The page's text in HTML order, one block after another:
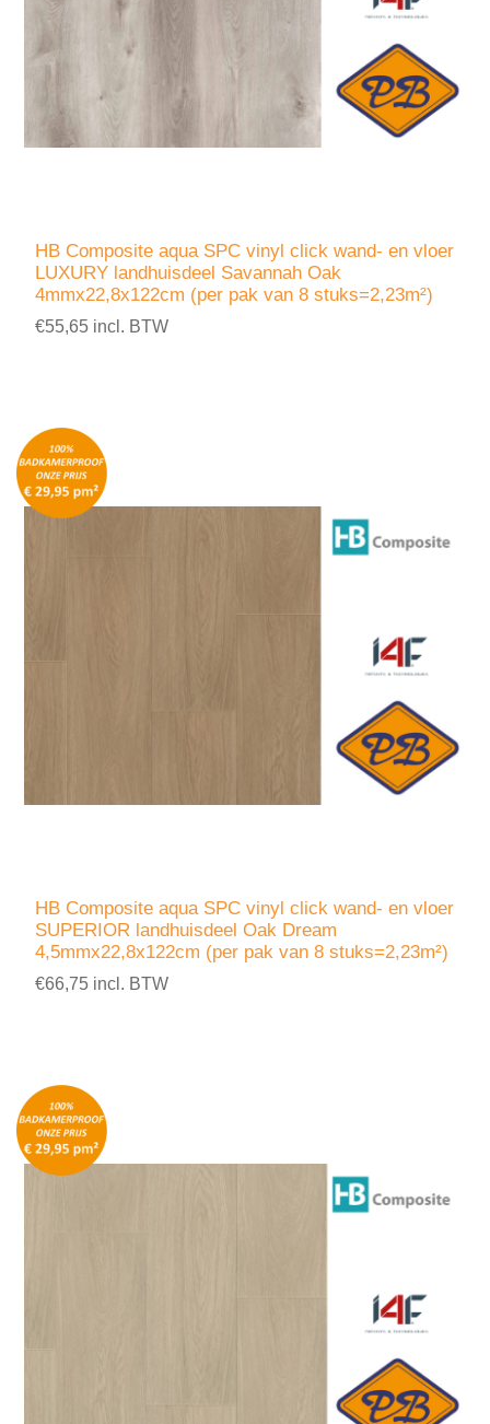
HB Composite aqua SPC vinyl click wand- en vloer
LUXURY landhuisdeel Savannah Oak
4mmx22,8x122cm (per pak van 8 stuks=2,23m²)
€55,65 incl. BTW
HB Composite aqua SPC vinyl click wand- en vloer
SUPERIOR landhuisdeel Oak Dream
4,5mmx22,8x122cm (per pak van 8 stuks=2,23m²)
€66,75 incl. BTW